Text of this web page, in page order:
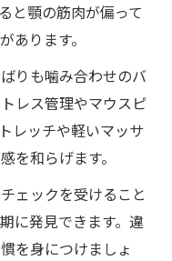
と顎の筋肉が偏って
あります。
りも噛み合わせのバ
レス管理やマウスピ
レッチや軽いマッサ
を和らげます。
ェックを受けること
に発見できます。違
を身につけましょ